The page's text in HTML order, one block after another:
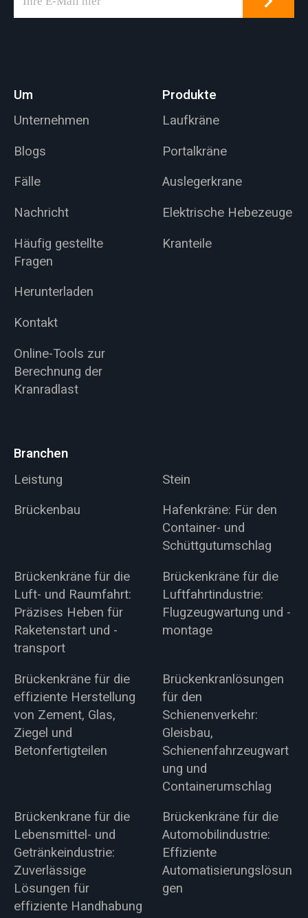
Um
Unternehmen
Blogs
Fälle
Nachricht
Häufig gestellte
Fragen
Herunterladen
Kontakt
Online-Tools zur
Berechnung der
Kranradlast
Produkte
Laufkräne
Portalkräne
Auslegerkrane
Elektrische Hebezeuge
Kranteile
Branchen
Leistung
Stein
Brückenbau
Hafenkräne: Für den
Container- und
Schüttgutumschlag
Brückenkräne für die
Luft- und Raumfahrt:
Präzises Heben für
Raketenstart und -
transport
Brückenkräne für die
Luftfahrtindustrie:
Flugzeugwartung und -
montage
Brückenkräne für die
effiziente Herstellung
von Zement, Glas,
Ziegel und
Betonfertigteilen
Brückenkranlösungen
für den
Schienenverkehr:
Gleisbau,
Schienenfahrzeugwart
ung und
Containerumschlag
Brückenkrane für die
Lebensmittel- und
Getränkeindustrie:
Zuverlässige
Lösungen für
effiziente Handhabung
Brückenkräne für die
Automobilindustrie:
Effiziente
Automatisierungslösun
gen